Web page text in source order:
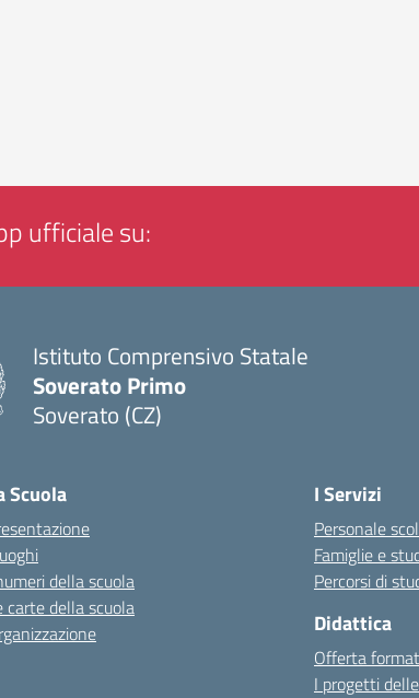
ufficiale su:
Istituto Comprensivo Statale
Soverato Primo
Soverato (CZ)
Scuola
della scuola
carte della scuola
I Servizi
Personale
Famiglie e
Percorsi di
Didattica
Offerta
I progetti